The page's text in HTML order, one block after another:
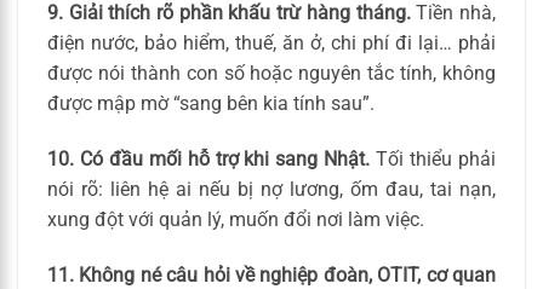
9. Giải thích rõ phần khấu trừ hàng tháng.Tiền nhà,
điện nước, bảo hiểm, thuế, ăn ở, chi phí đi lại… phải
được nói thành con số hoặc nguyên tắc tính, không
được mập mờ “sang bên kia tính sau”.
10. Có đầu mối hỗ trợ khi sang Nhật. Tối thiểu phải
nói rõ: liên hệ ai nếu bị nợ lương, ốm đau, tai nạn,
xung đột với quản lý, muốn đổi nơi làm việc.
11. Không né câu hỏi về nghiệp đoàn, OTIT, cơ quan